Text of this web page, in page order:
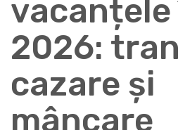
vacanțele
2026:
cazare și
mâncare